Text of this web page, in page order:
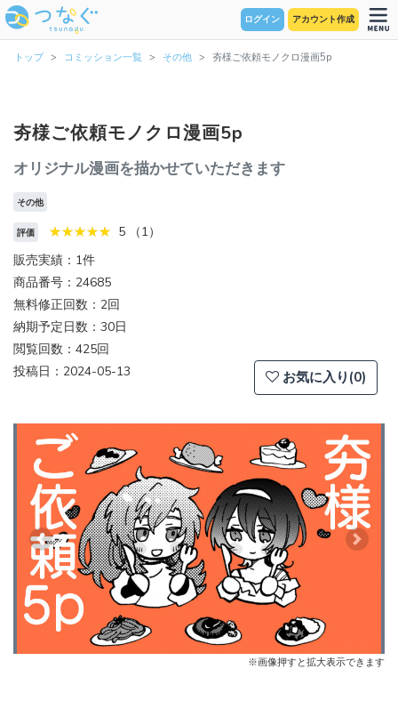
ログイン アカウント作成
トップ コミッション一覧 その他 夯様ご依頼モノクロ漫画5p
夯様ご依頼モノクロ漫画5p
オリジナル漫画を描かせていただきます
その他
評価
5 （1）
販売実績：1件
商品番号：24685
無料修正回数：2回
納期予定日数：30日
閲覧回数：425回
投稿日：2024-05-13
お気に入り(0)
Previous Next
※画像押すと拡大表示できます